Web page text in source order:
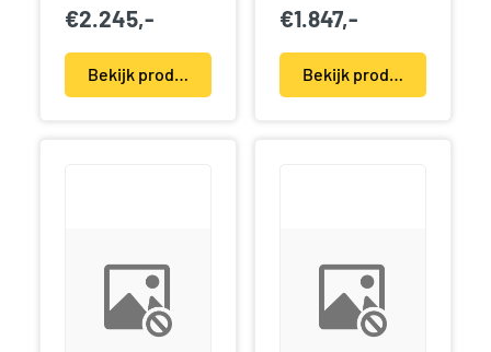
€2.245,-
Bekijk product(en)
€1.847,-
Bekijk product(en)